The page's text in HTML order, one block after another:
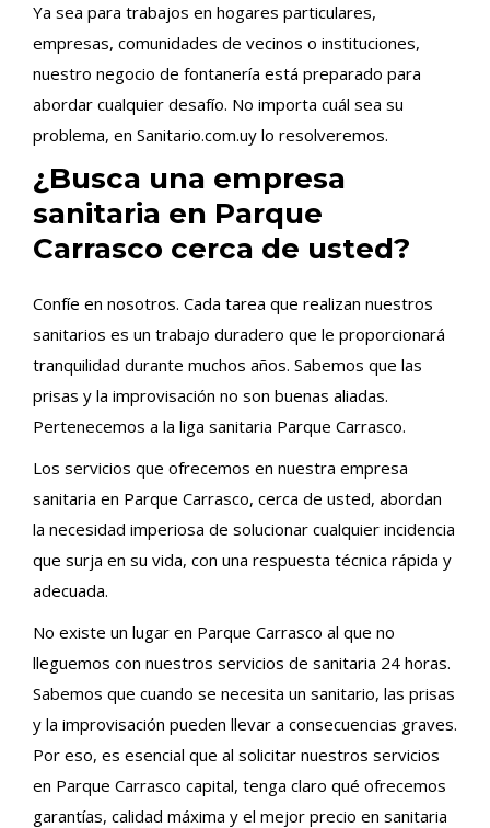
Ya sea para trabajos en hogares particulares,
empresas, comunidades de vecinos o instituciones,
nuestro negocio de fontanería está preparado para
abordar cualquier desafío. No importa cuál sea su
problema, en Sanitario.com.uy lo resolveremos.
¿Busca una empresa
sanitaria en Parque
Carrasco cerca de usted?
Confíe en nosotros. Cada tarea que realizan nuestros
sanitarios es un trabajo duradero que le proporcionará
tranquilidad durante muchos años. Sabemos que las
prisas y la improvisación no son buenas aliadas.
Pertenecemos a la liga sanitaria Parque Carrasco.
Los servicios que ofrecemos en nuestra empresa
sanitaria en Parque Carrasco, cerca de usted, abordan
la necesidad imperiosa de solucionar cualquier incidencia
que surja en su vida, con una respuesta técnica rápida y
adecuada.
No existe un lugar en Parque Carrasco al que no
lleguemos con nuestros servicios de sanitaria 24 horas.
Sabemos que cuando se necesita un sanitario, las prisas
y la improvisación pueden llevar a consecuencias graves.
Por eso, es esencial que al solicitar nuestros servicios
en Parque Carrasco capital, tenga claro qué ofrecemos
garantías, calidad máxima y el mejor precio en sanitaria